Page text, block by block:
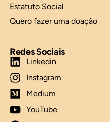
Estatuto Social
Quero fazer uma doação
Redes Sociais
Linkedin
Instagram
Medium
YouTube